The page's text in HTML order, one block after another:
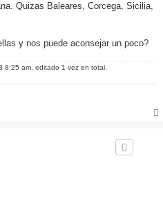
Quizas Baleares, Corcega, Sicilia,
y nos puede aconsejar un poco?
8:25 am, editado 1 vez en total.